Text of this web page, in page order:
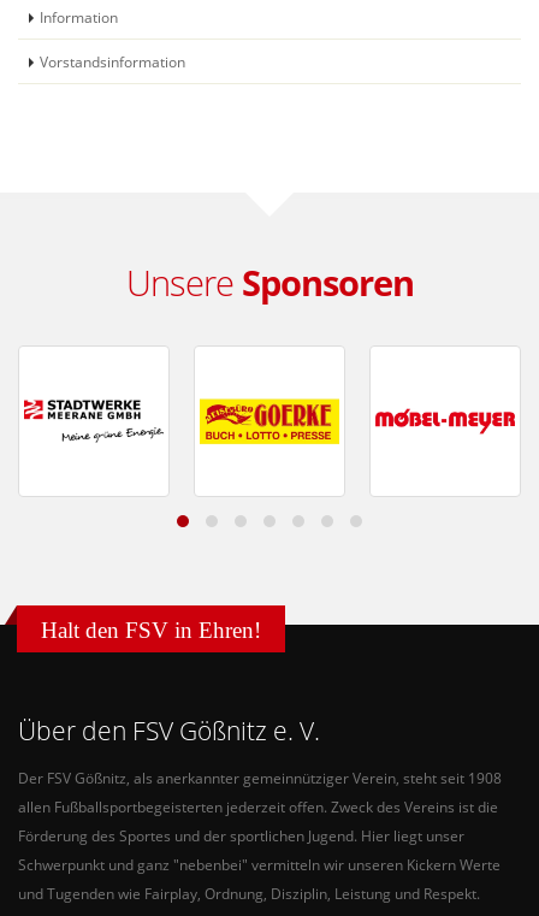
Information
Vorstandsinformation
Unsere Sponsoren
Halt den FSV in Ehren!
Über den FSV Gößnitz e. V.
Der FSV Gößnitz, als anerkannter gemeinnütziger Verein, steht seit 1908
allen Fußballsportbegeisterten jederzeit offen. Zweck des Vereins ist die
Förderung des Sportes und der sportlichen Jugend. Hier liegt unser
Schwerpunkt und ganz "nebenbei" vermitteln wir unseren Kickern Werte
und Tugenden wie Fairplay, Ordnung, Disziplin, Leistung und Respekt.